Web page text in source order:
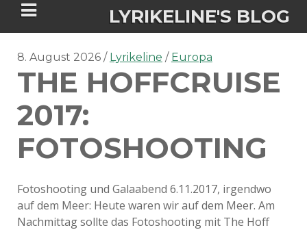
LYRIKELINE'S BLOG
Tania Morgan's Blog über alles, was
sie im Leben bewegt.
ÜBER DIE AUTORIN
IGASHO UND CHIMALIS KAYA
NIEMALS FÜR IMMER (ROMAN)
BÜCHERSHOPS
DATENSCHUTZERKLÄRUNG
8. August 2026 Lyrikeline Europa
THE HOFFCRUISE
2017:
FOTOSHOOTING
Fotoshooting und Galaabend 6.11.2017, irgendwo
auf dem Meer: Heute waren wir auf dem Meer. Am
Nachmittag sollte das Fotoshooting mit The Hoff